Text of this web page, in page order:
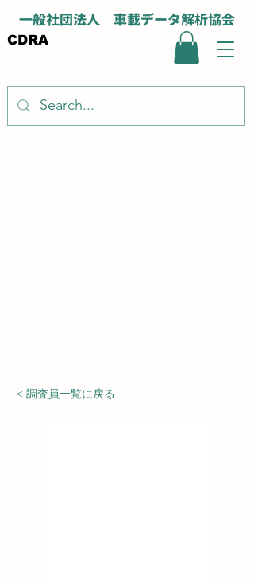
一般社団法人 車載データ解析協会
CDRA
< 調査員一覧に戻る